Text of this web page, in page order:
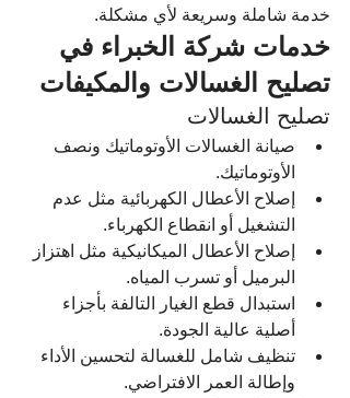
خدمة شاملة وسريعة لأي مشكلة.
خدمات شركة الخبراء في
تصليح الغسالات والمكيفات
تصليح الغسالات
صيانة الغسالات الأوتوماتيك ونصف
الأوتوماتيك.
إصلاح الأعطال الكهربائية مثل عدم
التشغيل أو انقطاع الكهرباء.
إصلاح الأعطال الميكانيكية مثل اهتزاز
البرميل أو تسرب المياه.
استبدال قطع الغيار التالفة بأجزاء
أصلية عالية الجودة.
تنظيف شامل للغسالة لتحسين الأداء
وإطالة العمر الافتراضي.